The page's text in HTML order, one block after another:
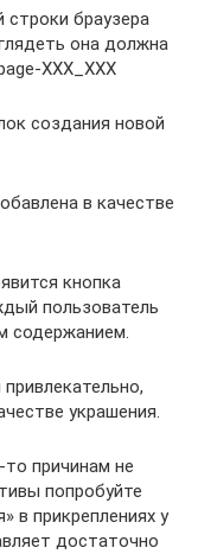
строки браузера
она должна
XXX_XXX
создания новой
в качестве
кнопка
пользователь
содержанием.
украшения.
причинам не
попробуйте
в прикреплениях у
достаточно